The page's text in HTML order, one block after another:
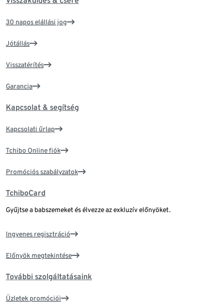
30 napos elállási jog
Jótállás
Visszatérítés
Garancia
Kapcsolat & segítség
Kapcsolati űrlap
Tchibo Online fiók
Promóciós szabályzatok
TchiboCard
Gyűjtse a babszemeket és élvezze az exkluzív előnyöket.
Ingyenes regisztráció
Előnyök megtekintése
További szolgáltatásaink
Üzletek promóciói